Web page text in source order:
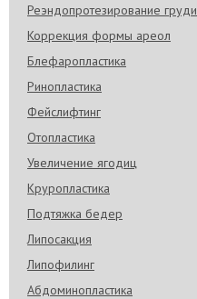
Реэндопротезирование груди
Коррекция формы ареол
Блефаропластика
Ринопластика
Фейслифтинг
Отопластика
Увеличение ягодиц
Круропластика
Подтяжка бедер
Липосакция
Липофилинг
Абдоминопластика